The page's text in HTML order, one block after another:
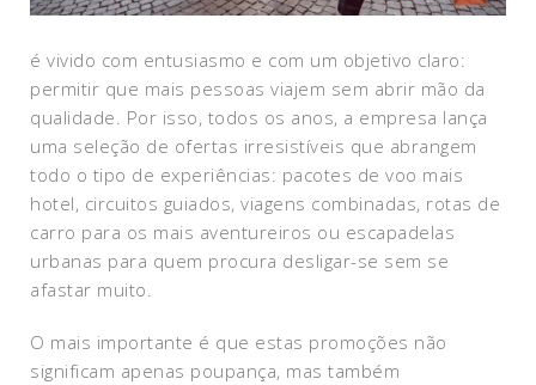
é vivido com entusiasmo e com um objetivo claro:
permitir que mais pessoas viajem sem abrir mão da
qualidade. Por isso, todos os anos, a empresa lança
uma seleção de ofertas irresistíveis que abrangem
todo o tipo de experiências: pacotes de voo mais
hotel, circuitos guiados, viagens combinadas, rotas de
carro para os mais aventureiros ou escapadelas
urbanas para quem procura desligar-se sem se
afastar muito.
O mais importante é que estas promoções não
significam apenas poupança, mas também